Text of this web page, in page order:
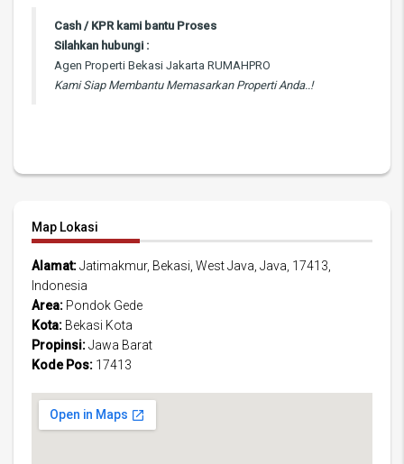
Cash / KPR kami bantu Proses
Silahkan hubungi :
Agen Properti Bekasi Jakarta RUMAHPRO
Kami Siap Membantu Memasarkan Properti Anda..!
Map Lokasi
Alamat:Jatimakmur, Bekasi, West Java, Java, 17413,
Indonesia
Area: Pondok Gede
Kota: Bekasi Kota
Propinsi:Jawa Barat
Kode Pos: 17413